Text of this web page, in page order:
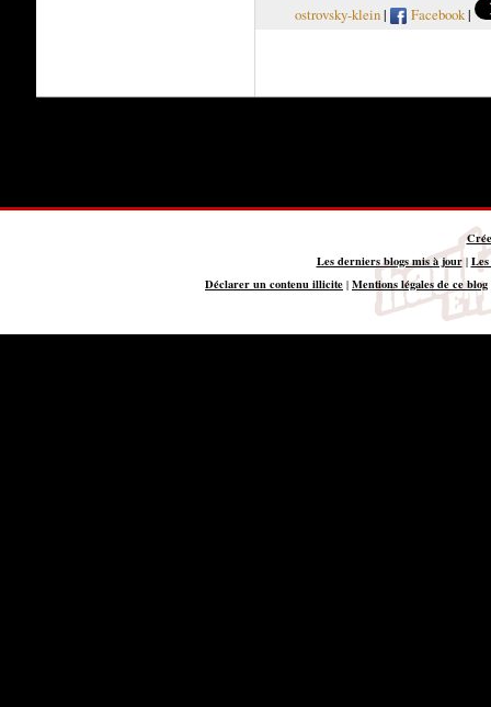
ostrovsky-klein| Facebook|
Les derniers blogs mis à jour|
Déclarer un contenu illicite | Mentions légales de ce blog